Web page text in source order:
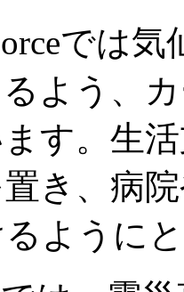
では
よう、
す。生
き、病
ように